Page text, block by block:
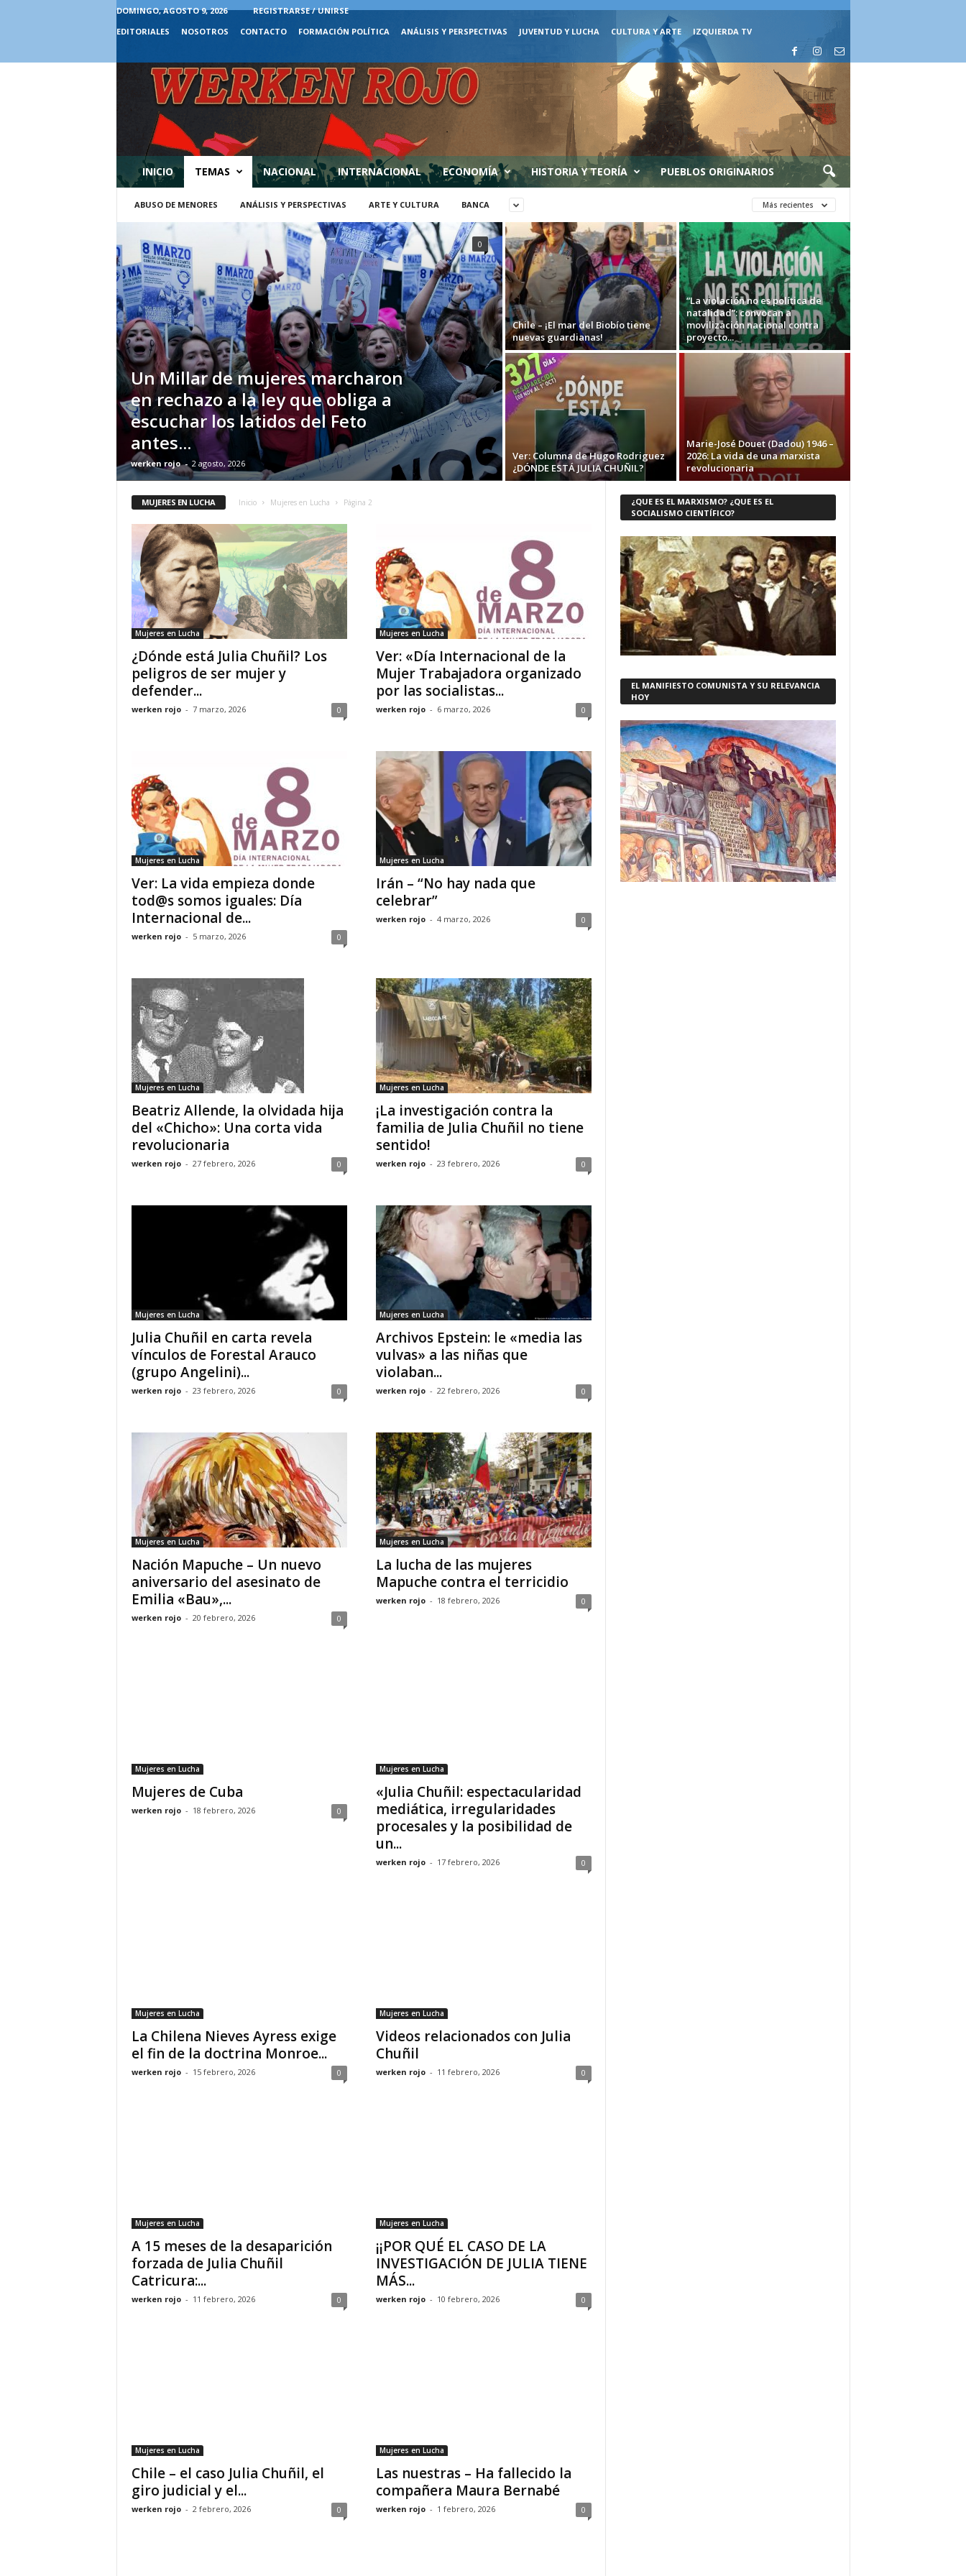
DOMINGO, AGOSTO 9, 2026
REGISTRARSE / UNIRSE
EDITORIALES
NOSOTROS CONTACTO FORMACIÓN POLÍTICA ANÁLISIS Y PERSPECTIVAS JUVENTUD Y LUCHA CULTURA Y ARTE IZQUIERDA TV
INICIO TEMAS NACIONAL INTERNACIONAL ECONOMÍA HISTORIA Y TEORÍA PUEBLOS ORIGINARIOS
ABUSO DE MENORES ANÁLISIS Y PERSPECTIVAS ARTE Y CULTURA BANCA Más recientes
Un Millar de mujeres marcharon
en rechazo a la ley que obliga a
escuchar los latidos del Feto
antes...
werken rojo - 2 agosto, 2026
0
Chile – ¡El mar del Biobío tiene
nuevas guardianas!
“La violación no es política de
natalidad”: convocan a
movilización nacional contra
proyecto...
Ver: Columna de Hugo Rodriguez
¿DÓNDE ESTÁ JULIA CHUÑIL?
Marie-José Douet (Dadou) 1946 –
2026: La vida de una marxista
revolucionaria
MUJERES EN LUCHA Inicio Mujeres en Lucha Página 2
Mujeres en Lucha
¿Dónde está Julia Chuñil? Los
peligros de ser mujer y
defender...
werken rojo - 7 marzo, 2026 0
Mujeres en Lucha
Ver: «Día Internacional de la
Mujer Trabajadora organizado
por las socialistas...
werken rojo - 6 marzo, 2026 0
Mujeres en Lucha
Ver: La vida empieza donde
tod@s somos iguales: Día
Internacional de...
werken rojo - 5 marzo, 2026 0
Mujeres en Lucha
Irán – “No hay nada que
celebrar”
werken rojo - 4 marzo, 2026 0
Mujeres en Lucha
Beatriz Allende, la olvidada hija
del «Chicho»: Una corta vida
revolucionaria
werken rojo - 27 febrero, 2026 0
Mujeres en Lucha
¡La investigación contra la
familia de Julia Chuñil no tiene
sentido!
werken rojo - 23 febrero, 2026 0
Mujeres en Lucha
Julia Chuñil en carta revela
vínculos de Forestal Arauco
(grupo Angelini)...
werken rojo - 23 febrero, 2026 0
Mujeres en Lucha
Archivos Epstein: le «media las
vulvas» a las niñas que
violaban...
werken rojo - 22 febrero, 2026 0
Mujeres en Lucha
Nación Mapuche – Un nuevo
aniversario del asesinato de
Emilia «Bau»,...
werken rojo - 20 febrero, 2026 0
Mujeres en Lucha
La lucha de las mujeres
Mapuche contra el terricidio
werken rojo - 18 febrero, 2026 0
Mujeres en Lucha
Mujeres de Cuba
werken rojo - 18 febrero, 2026 0
Mujeres en Lucha
«Julia Chuñil: espectacularidad
mediática, irregularidades
procesales y la posibilidad de
un...
werken rojo - 17 febrero, 2026 0
Mujeres en Lucha
La Chilena Nieves Ayress exige
el fin de la doctrina Monroe...
werken rojo - 15 febrero, 2026 0
Mujeres en Lucha
Videos relacionados con Julia
Chuñil
werken rojo - 11 febrero, 2026 0
Mujeres en Lucha
A 15 meses de la desaparición
forzada de Julia Chuñil
Catricura:...
werken rojo - 11 febrero, 2026 0
Mujeres en Lucha
¡¡POR QUÉ EL CASO DE LA
INVESTIGACIÓN DE JULIA TIENE
MÁS...
werken rojo - 10 febrero, 2026 0
Mujeres en Lucha
Chile – el caso Julia Chuñil, el
giro judicial y el...
werken rojo - 2 febrero, 2026 0
Mujeres en Lucha
Las nuestras – Ha fallecido la
compañera Maura Bernabé
werken rojo - 1 febrero, 2026 0
¿QUE ES EL MARXISMO? ¿QUE ES EL
SOCIALISMO CIENTÍFICO?
EL MANIFIESTO COMUNISTA Y SU RELEVANCIA
HOY